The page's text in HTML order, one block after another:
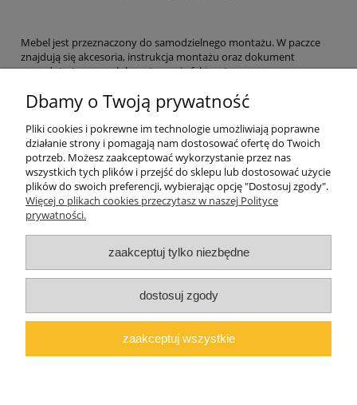
Mebel jest przeznaczony do samodzielnego montażu. W paczce
znajdują się akcesoria, instrukcja montażu oraz dokument
sprzedaży (paragon lub na życzenie faktura).
Zadbaj o zdrową postawę, wygodę i uśmiech swojego dziecka
podczas odrabiania lekcji. Wybierzbiurko dziecięce BALLERINA
37 NB10 100x50i skonfiguruj je tak, jak lubisz najbardziej!
Pomoc
Moje konto
O firmie
Polski producent mebli ALMER MEBLE | Okrajszów 20, 97-500
Radomsko, woj. łódzkie | NIP: 7722212376 | E-
marcin@almermeble.pl| Telefon:
Dbamy o Twoją prywatność
Pliki cookies i pokrewne im technologie umożliwiają poprawne
działanie strony i pomagają nam dostosować ofertę do Twoich
potrzeb. Możesz zaakceptować wykorzystanie przez nas
wszystkich tych plików i przejść do sklepu lub dostosować użycie
plików do swoich preferencji, wybierając opcję "Dostosuj zgody".
Więcej o plikach cookies przeczytasz w naszej Polityce
prywatności.
zaakceptuj tylko niezbędne
dostosuj zgody
zaakceptuj wszystkie